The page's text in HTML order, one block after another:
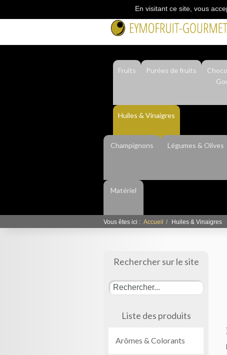
En visitant ce site, vous
Fruits Purées de fruits
Huiles & Vinaigres
Champignons Légumes & Olives
Matériel
Vous êtes ici : Accueil Huiles & Vinaigres
Rechercher sur le site
Liste des produits
Arômes & Colorants